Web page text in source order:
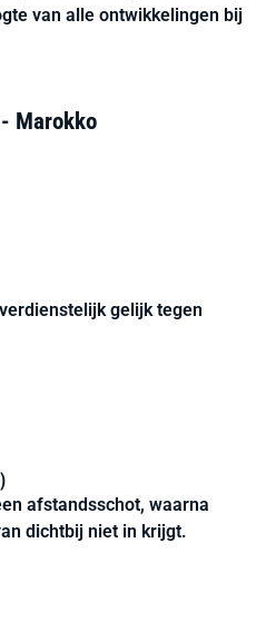
van alle ontwikkelingen bij
Marokko
gelijk tegen
afstandsschot, waarna
dichtbij niet in krijgt.